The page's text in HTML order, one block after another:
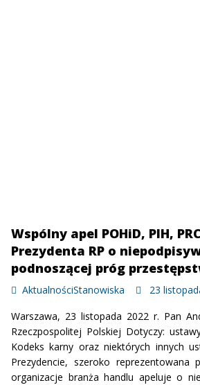
Wspólny apel POHiD, PIH,
Prezydenta RP o
podnoszącej próg
AktualnościStanowiska
23
Warszawa, 23 listopada 2022 r. Pan
Rzeczpospolitej Polskiej Dotyczy:
Kodeks karny oraz niektórych innych
Prezydencie, szeroko reprezentowana
organizacje branża handlu apeluje o